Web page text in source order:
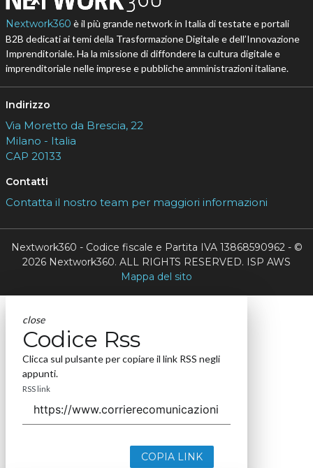
Nextwork360 è il più grande network in Italia di testate e portali
B2B dedicati ai temi della Trasformazione Digitale e dell’Innovazione
Imprenditoriale. Ha la missione di diffondere la cultura digitale e
imprenditoriale nelle imprese e pubbliche amministrazioni italiane.
Indirizzo
Via Moretto da Brescia, 22
Milano - Italia
CAP 20133
Contatti
Contatta il nostro team per maggiori informazioni
Nextwork360 - Codice fiscale e Partita IVA 13868590962 - ©
2026 Nextwork360. ALL RIGHTS RESERVED. ISP AWS
Mappa del sito
close
Codice Rss
Clicca sul pulsante per copiare il link RSS negli
appunti.
RSS link
COPIA LINK